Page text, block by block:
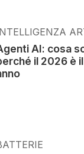
AI: cosa
il 2026 è